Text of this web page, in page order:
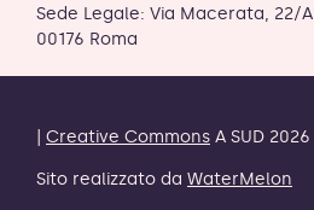
página
inicial
Sede Legale: Via Macerata, 22/A
00176 Roma
Creative Commons A SUD 2026
Sito realizzato da WaterMelon